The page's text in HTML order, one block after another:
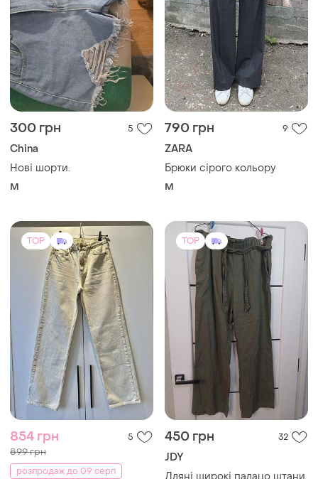
300 грн 5
China
Нові шорти.
M
790 грн 9
ZARA
Брюки сірого кольору
M
TOP
854 грн 5
899 грн
розпродаж до 09 серп
TOP
450 грн 32
JDY